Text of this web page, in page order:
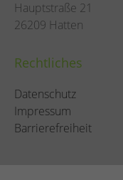
Hauptstraße 21
26209 Hatten
Rechtliches
Datenschutz
Impressum
Barrierefreiheit